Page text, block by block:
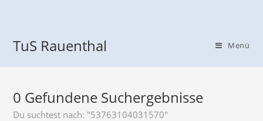
TuS Rauenthal Menü
0 Gefundene Suchergebnisse
Du suchtest nach: "53763104031570"